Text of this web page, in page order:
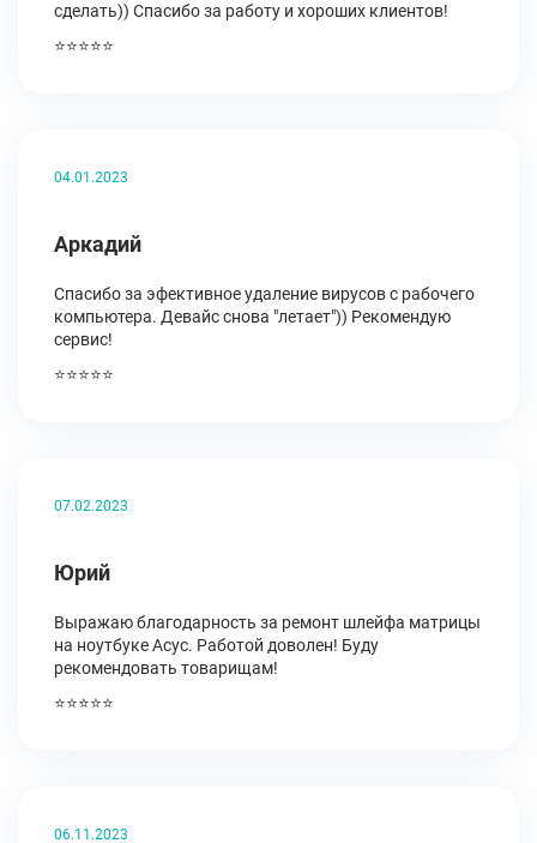
сделать)) Спасибо за работу и хороших клиентов!
⭐⭐⭐⭐⭐
04.01.2023
Аркадий
Спасибо за эфективное удаление вирусов с рабочего
компьютера. Девайс снова "летает")) Рекомендую
сервис!
⭐⭐⭐⭐⭐
07.02.2023
Юрий
Выражаю благодарность за ремонт шлейфа матрицы
на ноутбуке Асус. Работой доволен! Буду
рекомендовать товарищам!
⭐⭐⭐⭐⭐
06.11.2023